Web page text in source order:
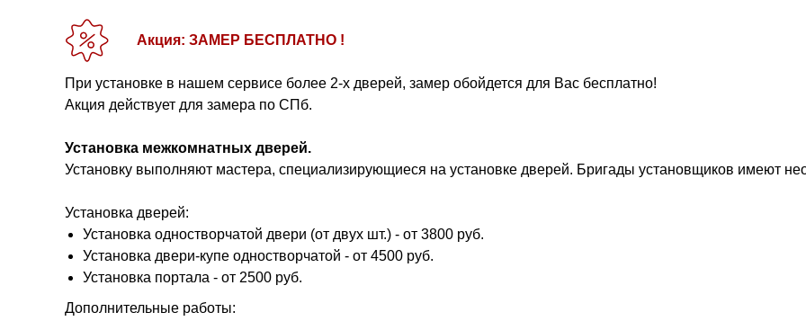
Акция: ЗАМЕР БЕСПЛАТНО !
При установке в нашем сервисе более 2-х дверей, замер обойдется для Вас бесплатно!
Акция действует для замера по СПб.
Установка межкомнатных дверей.
Установку выполняют мастера, специализирующиеся на установке дверей. Бригады установщиков имеют
Установка дверей:
Установка одностворчатой двери (от двух шт.) - от 3800 руб.
Установка двери-купе одностворчатой - от 4500 руб.
Установка портала - от 2500 руб.
Дополнительные работы: